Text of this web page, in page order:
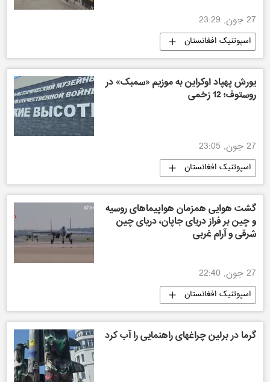
27 جون, 23:29
اسپوتنیک افغانستان
یورش پهپاد اوکراین به موزیم «سمبک» در
روستوف؛ 12 زخمی
27 جون, 23:05
اسپوتنیک افغانستان
گشت هوایی همزمان هواپیماهای روسیه
و چین بر فراز دریای جاپان، دریای چین
شرقی و آرام غربی
27 جون, 22:40
اسپوتنیک افغانستان
گرما در برلین چراغهای راهنمایی را آب کرد